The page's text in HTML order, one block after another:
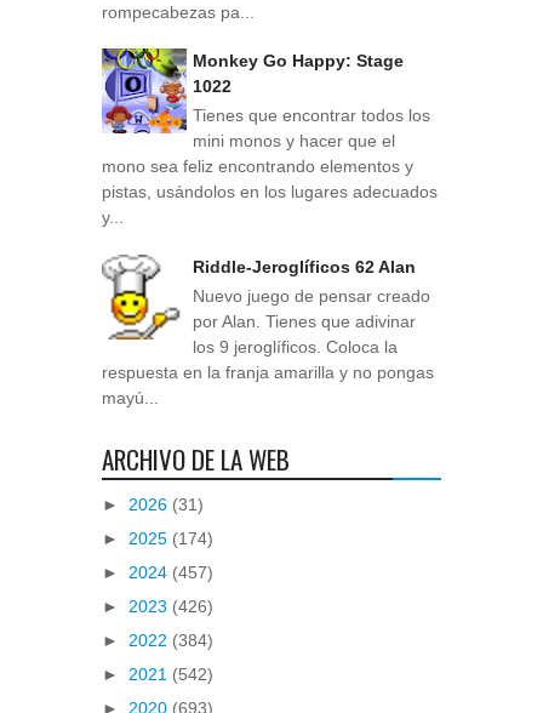
rompecabezas pa...
Monkey Go Happy: Stage
1022
Tienes que encontrar todos los
mini monos y hacer que el
mono sea feliz encontrando elementos y
pistas, usándolos en los lugares adecuados
y...
Riddle-Jeroglíficos 62 Alan
Nuevo juego de pensar creado
por Alan. Tienes que adivinar
los 9 jeroglíficos. Coloca la
respuesta en la franja amarilla y no pongas
mayú...
ARCHIVO DE LA WEB
► 2026 (31)
► 2025 (174)
► 2024 (457)
► 2023 (426)
► 2022 (384)
► 2021 (542)
► 2020 (693)